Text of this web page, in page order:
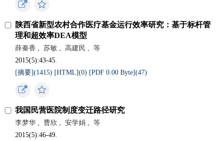
陕西省新型农村合作医疗基金运行效率研究：基于标杆管
理和超效率DEA模型
薛秦香 , 苏敏 , 高建民 ,
等
2015(5):43-45.
[摘要](1415) [HTML](0) [PDF 0.00 Byte](47)
我国民营医院制度变迁路径研究
李梦华 , 曹欣 , 安学娟 ,
等
2015(5):46-49.